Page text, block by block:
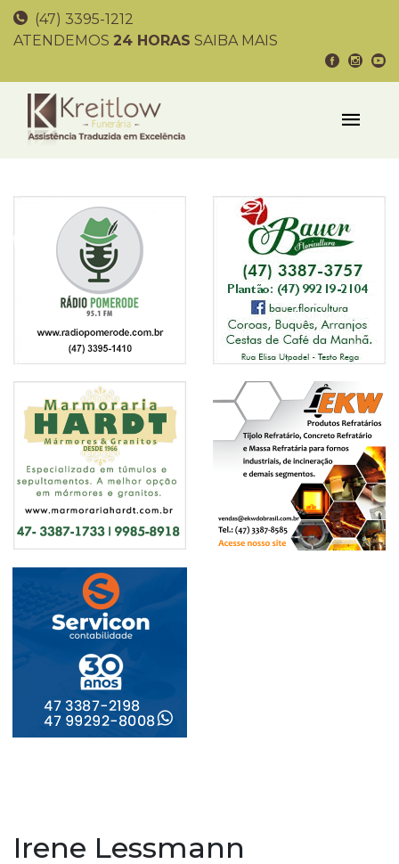
(47) 3395-1212
ATENDEMOS 24 HORAS SAIBA MAIS
Irene Lessmann